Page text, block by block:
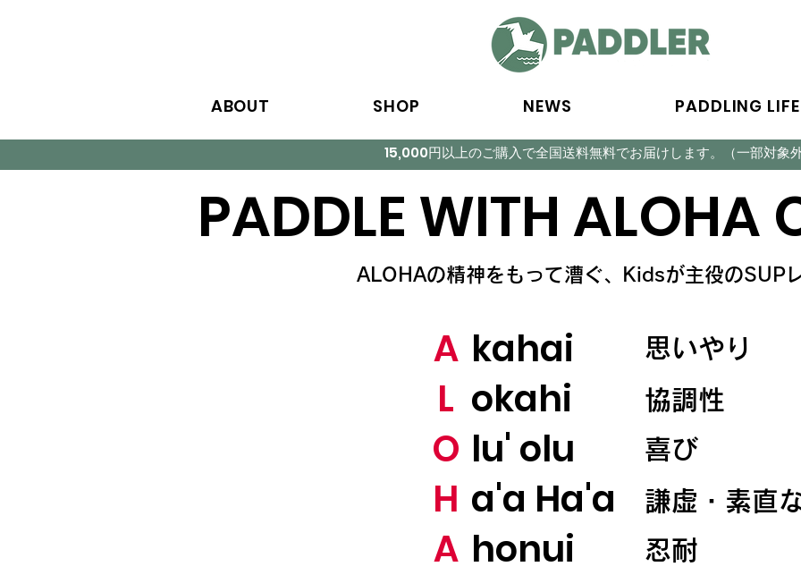
ABOUT SHOP NEWS PADDLING LIFE
15,000円以上のご購入で全国送料無料でお届けします。（一部対象
PADDLE WITH ALOHA
ALOHAの精神をもって漕ぐ、Kidsが主役のSUP
A
L
O
H
A
kahai
okahi
lu' olu
a'a Ha'a
honui
思いやり
協調性
喜び
謙虚・素直
忍耐